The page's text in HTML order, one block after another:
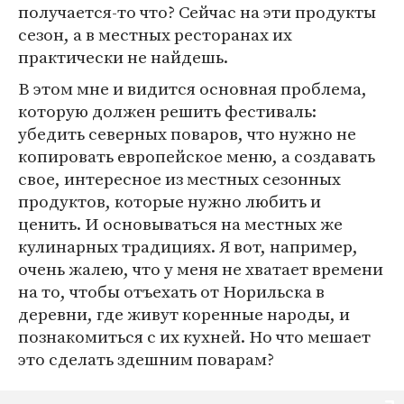
получается-то что? Сейчас на эти продукты
сезон, а в местных ресторанах их
практически не найдешь.
В этом мне и видится основная проблема,
которую должен решить фестиваль:
убедить северных поваров, что нужно не
копировать европейское меню, а создавать
свое, интересное из местных сезонных
продуктов, которые нужно любить и
ценить. И основываться на местных же
кулинарных традициях. Я вот, например,
очень жалею, что у меня не хватает времени
на то, чтобы отъехать от Норильска в
деревни, где живут коренные народы, и
познакомиться с их кухней. Но что мешает
это сделать здешним поварам?